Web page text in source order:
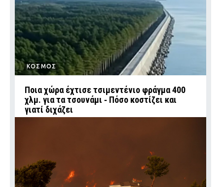
ΚΟΣΜΟΣ
Ποια χώρα έχτισε τσιμεντένιο φράγμα 400
χλμ. για τα τσουνάμι ‑ Πόσο κοστίζει και
γιατί διχάζει